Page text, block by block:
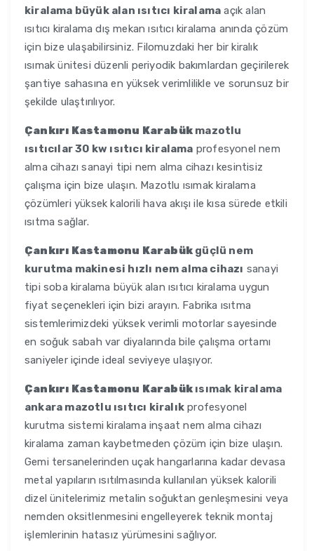
kiralama büyük alan ısıtıcı kiralama açık alan
ısıtıcı kiralama dış mekan ısıtıcı kiralama anında çözüm
için bize ulaşabilirsiniz. Filomuzdaki her bir kiralık
ısımak ünitesi düzenli periyodik bakımlardan geçirilerek
şantiye sahasına en yüksek verimlilikle ve sorunsuz bir
şekilde ulaştırılıyor.
Çankırı Kastamonu Karabük mazotlu
ısıtıcılar 30 kw ısıtıcı kiralama profesyonel nem
alma cihazı sanayi tipi nem alma cihazı kesintisiz
çalışma için bize ulaşın. Mazotlu ısımak kiralama
çözümleri yüksek kalorili hava akışı ile kısa sürede etkili
ısıtma sağlar.
Çankırı Kastamonu Karabük güçlü nem
kurutma makinesi hızlı nem alma cihazı sanayi
tipi soba kiralama büyük alan ısıtıcı kiralama uygun
fiyat seçenekleri için bizi arayın. Fabrika ısıtma
sistemlerimizdeki yüksek verimli motorlar sayesinde
en soğuk sabah var diyalarında bile çalışma ortamı
saniyeler içinde ideal seviyeye ulaşıyor.
Çankırı Kastamonu Karabük ısımak kiralama
ankara mazotlu ısıtıcı kiralık profesyonel
kurutma sistemi kiralama inşaat nem alma cihazı
kiralama zaman kaybetmeden çözüm için bize ulaşın.
Gemi tersanelerinden uçak hangarlarına kadar devasa
metal yapıların ısıtılmasında kullanılan yüksek kalorili
dizel ünitelerimiz metalin soğuktan genleşmesini veya
nemden oksitlenmesini engelleyerek teknik montaj
işlemlerinin hatasız yürümesini sağlıyor.